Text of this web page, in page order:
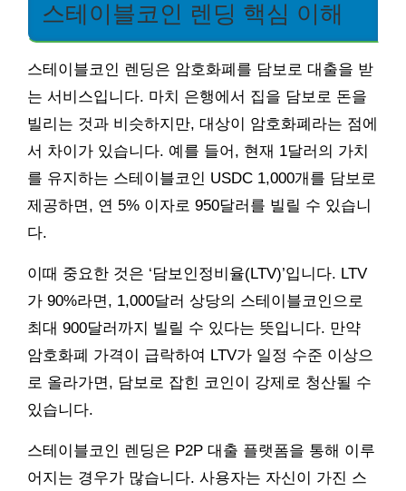
스테이블코인 렌딩 핵심 이해
스테이블코인 렌딩은 암호화폐를 담보로 대출을 받
는 서비스입니다. 마치 은행에서 집을 담보로 돈을
빌리는 것과 비슷하지만, 대상이 암호화폐라는 점에
서 차이가 있습니다. 예를 들어, 현재 1달러의 가치
를 유지하는 스테이블코인 USDC 1,000개를 담보로
제공하면, 연 5% 이자로 950달러를 빌릴 수 있습니
다.
이때 중요한 것은 ‘담보인정비율(LTV)’입니다. LTV
가 90%라면, 1,000달러 상당의 스테이블코인으로
최대 900달러까지 빌릴 수 있다는 뜻입니다. 만약
암호화폐 가격이 급락하여 LTV가 일정 수준 이상으
로 올라가면, 담보로 잡힌 코인이 강제로 청산될 수
있습니다.
스테이블코인 렌딩은 P2P 대출 플랫폼을 통해 이루
어지는 경우가 많습니다. 사용자는 자신이 가진 스